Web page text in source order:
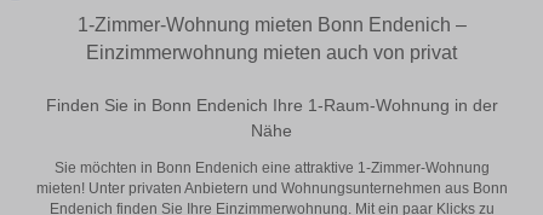
1-Zimmer-Wohnung mieten Bonn Endenich –
Einzimmerwohnung mieten auch von privat
Finden Sie in Bonn Endenich Ihre 1-Raum-Wohnung in der
Nähe
Sie möchten in Bonn Endenich eine attraktive 1-Zimmer-Wohnung
mieten! Unter privaten Anbietern und Wohnungsunternehmen aus Bonn
Endenich finden Sie Ihre Einzimmerwohnung. Mit ein paar Klicks zu